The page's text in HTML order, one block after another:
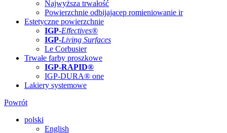
Najwyższa trwałość
Powierzchnie odbijajacep romieniowanie ir
Estetyczne powierzchnie
IGP-Effectives®
IGP-Living Surfaces
Le Corbusier
Trwałe farby proszkowe
IGP-RAPID®
IGP-DURA® one
Lakiery systemowe
Powrót
polski
English